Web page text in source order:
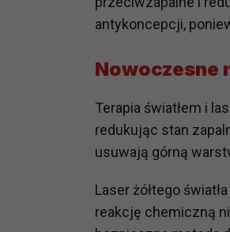
antykoncepcji,
Nowoczesne
Terapia światłem i
redukując stan
usuwają górną
Laser żółtego
reakcję chemiczną
potrzebom
Zgodnie z
prawną.
Zaufanych
Jakie
Masz
także